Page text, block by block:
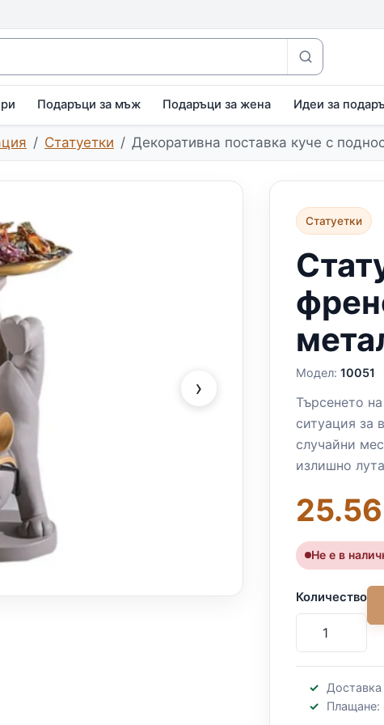
Подаръци за мъж Подаръци за жена Идеи за
Статуетки Декоративна поставка куче с
›
Статуетки
Модел: 10051
Търсенето
ситуация за
случайни
излишно
Не е в
Количество
Плащане: